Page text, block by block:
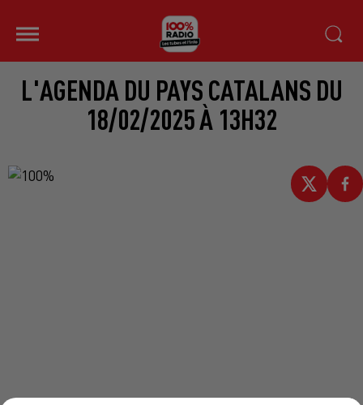
L'AGENDA DU PAYS CATALANS DU
18/02/2025 À 13H32